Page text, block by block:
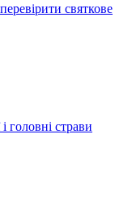
святкове
головні страви